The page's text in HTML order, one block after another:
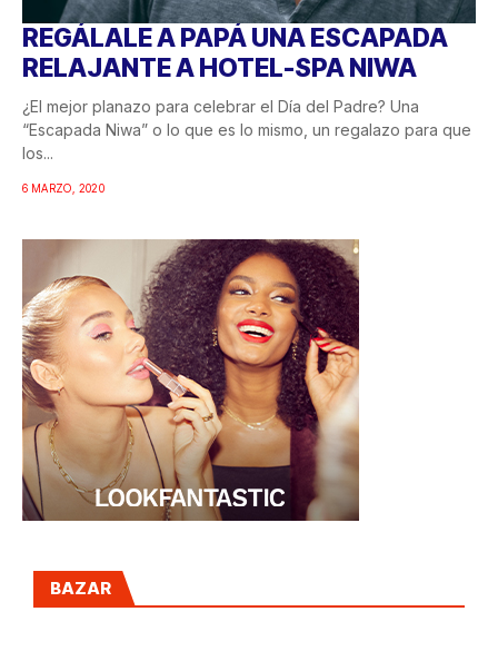
REGÁLALE A PAPÁ UNA ESCAPADA
RELAJANTE A HOTEL-SPA NIWA
¿El mejor planazo para celebrar el Día del Padre? Una
“Escapada Niwa” o lo que es lo mismo, un regalazo para que
los...
6 MARZO, 2020
BAZAR